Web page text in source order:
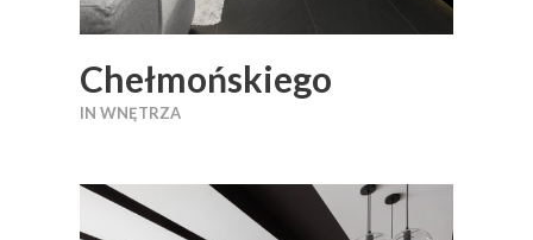
Chełmońskiego
IN WNĘTRZA